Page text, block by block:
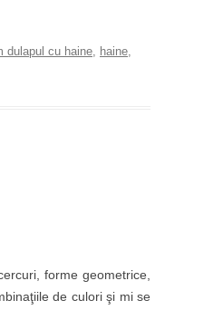
dulapul cu haine, haine,
forme geometrice,
de culori şi mi se